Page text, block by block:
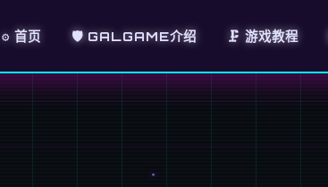
⚙️ 首页 🛡️ GALGAME介绍 🗜️ 游戏教程